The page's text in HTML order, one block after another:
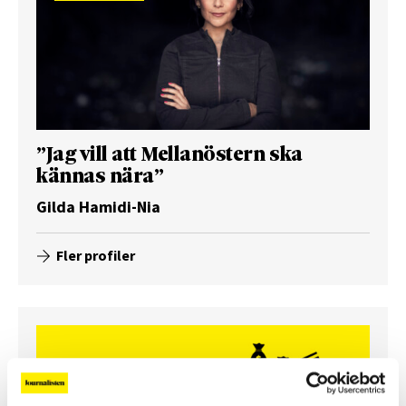
”Jag vill att Mellanöstern ska
kännas nära”
Gilda Hamidi-Nia
Fler profiler